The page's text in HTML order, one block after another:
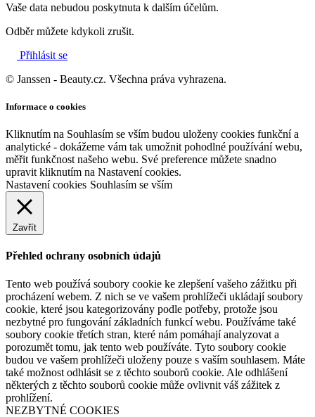
Vaše data nebudou poskytnuta k dalším účelům.
Odběr můžete kdykoli zrušit.
Přihlásit se
© Janssen - Beauty.cz. Všechna práva vyhrazena.
Informace o cookies
Kliknutím na Souhlasím se vším budou uloženy cookies funkční a
analytické - dokážeme vám tak umožnit pohodlné používání webu,
měřit funkčnost našeho webu. Své preference můžete snadno
upravit kliknutím na Nastavení cookies.
Nastavení cookies Souhlasím se vším
Zavřít
Přehled ochrany osobních údajů
Tento web používá soubory cookie ke zlepšení vašeho zážitku při
procházení webem. Z nich se ve vašem prohlížeči ukládají soubory
cookie, které jsou kategorizovány podle potřeby, protože jsou
nezbytné pro fungování základních funkcí webu. Používáme také
soubory cookie třetích stran, které nám pomáhají analyzovat a
porozumět tomu, jak tento web používáte. Tyto soubory cookie
budou ve vašem prohlížeči uloženy pouze s vaším souhlasem. Máte
také možnost odhlásit se z těchto souborů cookie. Ale odhlášení
některých z těchto souborů cookie může ovlivnit váš zážitek z
prohlížení.
NEZBYTNÉ COOKIES